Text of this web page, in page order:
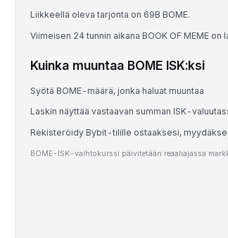
Liikkeellä oleva tarjonta on 69B BOME.
Viimeisen 24 tunnin aikana BOOK OF MEME on
Kuinka muuntaa BOME ISK:ksi
Syötä BOME-määrä, jonka haluat muuntaa
Laskin näyttää vastaavan summan ISK-
Rekisteröidy Bybit-tilille ostaaksesi,
BOME-ISK-vaihtokurssi päivitetään reaaliajassa